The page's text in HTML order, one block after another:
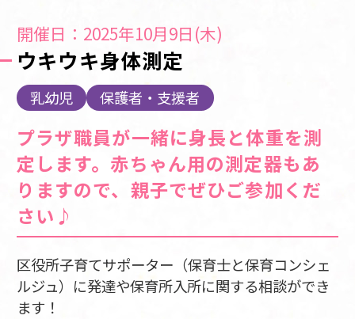
開催日：2025年10月9日(木)
ウキウキ身体測定
乳幼児 保護者・支援者
プラザ職員が一緒に身長と体重を測
定します。赤ちゃん用の測定器もあ
りますので、親子でぜひご参加くだ
さい♪
区役所子育てサポーター（保育士と保育コンシェ
ルジュ）に発達や保育所入所に関する相談ができ
ます！